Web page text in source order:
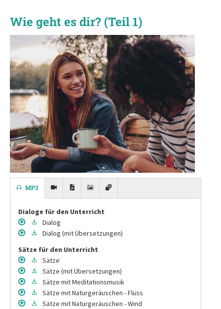
Wie geht es dir? (Teil 1)
MP3
Dialoge für den Unterricht
Dialog
Dialog (mit Übersetzungen)
Sätze für den Unterricht
Sätze
Sätze (mit Übersetzungen)
Sätze mit Meditationsmusik
Sätze mit Naturgeräuschen - Fluss
Sätze mit Naturgeräuschen - Wind